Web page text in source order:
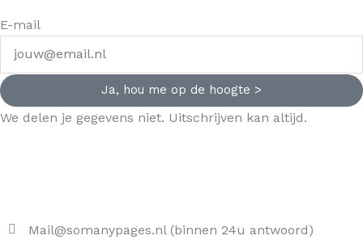
E-mail
Ja, hou me op de hoogte >
We delen je gegevens niet. Uitschrijven kan altijd.
Mail@somanypages.nl (binnen 24u antwoord)